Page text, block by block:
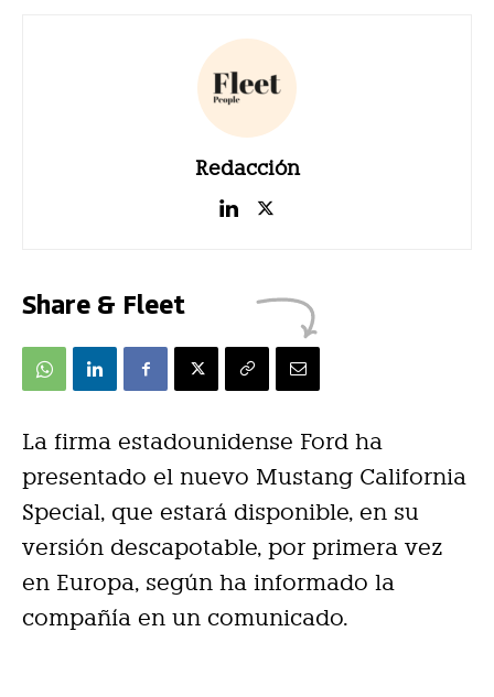
Redacción
Share & Fleet
La firma estadounidense Ford ha
presentado el nuevo Mustang California
Special, que estará disponible, en su
versión descapotable, por primera vez
en Europa, según ha informado la
compañía en un comunicado.